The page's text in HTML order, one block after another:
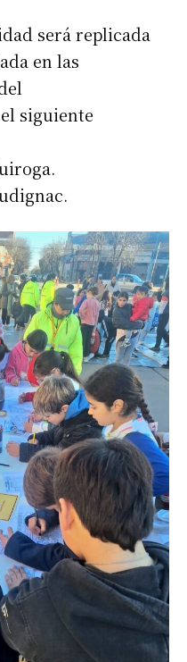
*
será replicada
en las
siguiente